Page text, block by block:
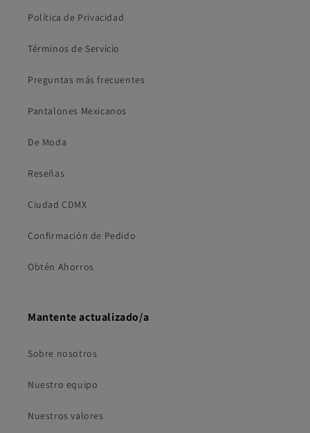
Política de Privacidad
Términos de Servicio
Preguntas más frecuentes
Pantalones Mexicanos
De Moda
Reseñas
Ciudad CDMX
Confirmación de Pedido
Obtén Ahorros
Mantente actualizado/a
Sobre nosotros
Nuestro equipo
Nuestros valores